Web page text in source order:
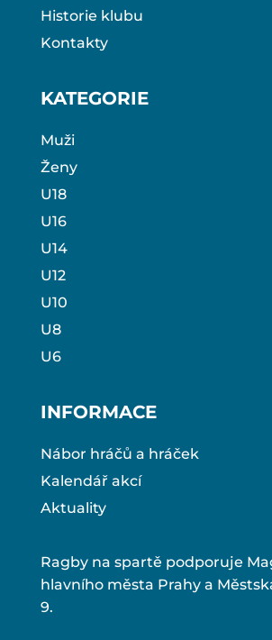
Historie klubu
Kontakty
KATEGORIE
Muži
Ženy
U18
U16
U14
U12
U10
U8
U6
INFORMACE
Nábor hráčů a hráček
Kalendář akcí
Aktuality
Ragby na spartě podporuje
hlavního města Prahy a
9.